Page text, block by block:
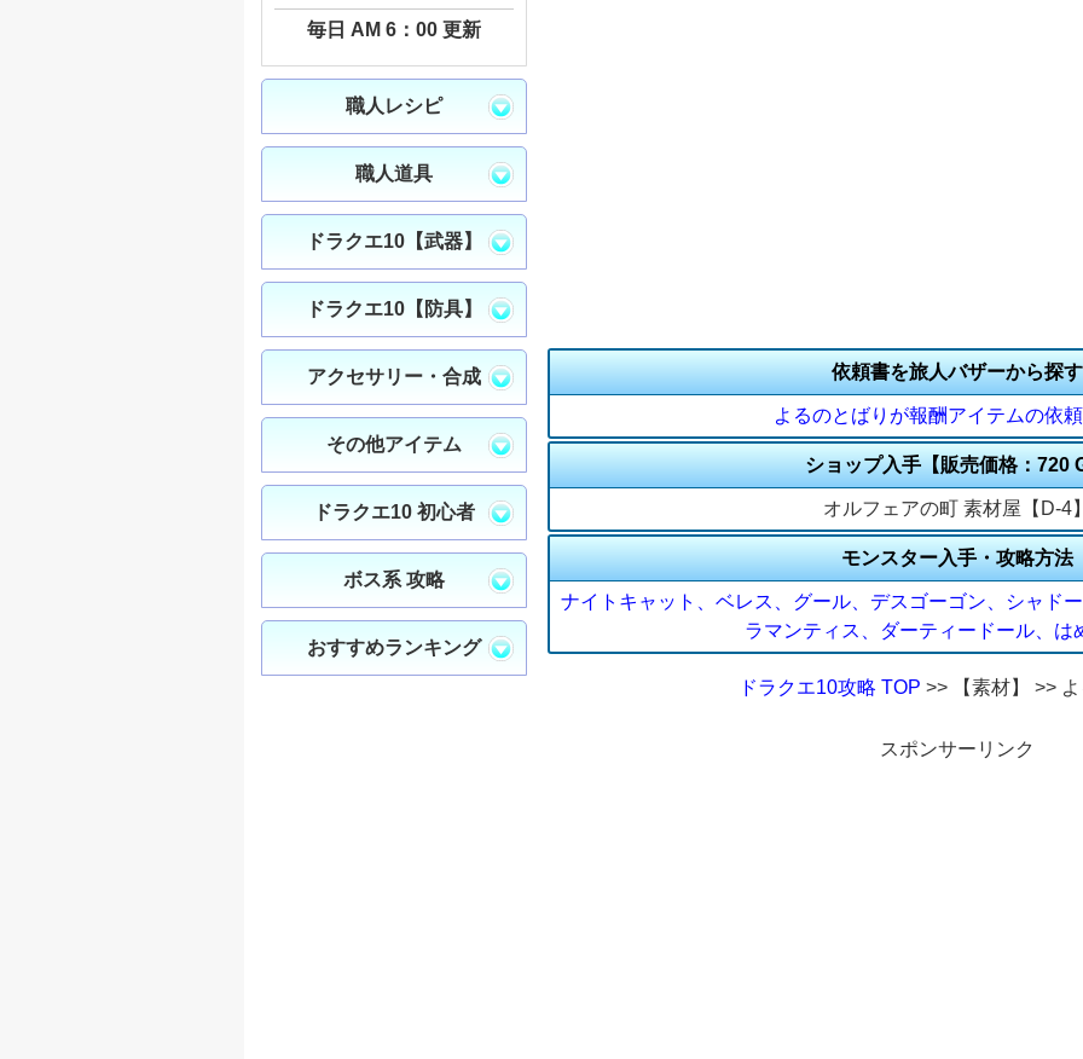
依頼書を旅人バザーから探す
よるのとばりが報酬アイテムの依
ショップ入手【販売価格：720
オルフェアの町 素材屋【D-4
モンスター入手・攻略方法
ナイトキャット、ベレス、グール、デスゴーゴン、シャド
ラマンティス、ダーティードール、は
ドラクエ10攻略 TOP >> 【素材】 >>
スポンサーリンク
毎日 AM 6：00 更新
職人レシピ
職人道具
ドラクエ10【武器】
ドラクエ10【防具】
アクセサリー・合成
その他アイテム
ドラクエ10 初心者
ボス系 攻略
おすすめランキング